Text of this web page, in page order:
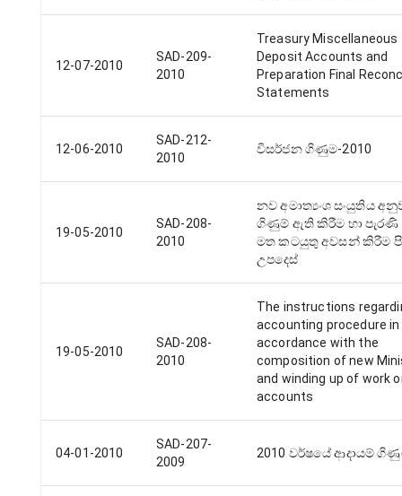
12-07-2010
SAD-209-
2010
Treasury Miscellaneous
Deposit Accounts and
Preparation Final
Statements
12-06-2010
SAD-212-
2010
විසර්ජන ගිණුම-2010
19-05-2010
SAD-208-
2010
නව අමාත්‍යංශ සංයුතිය
ගිණුම් ඇති කිරීම හා
මත කටයුතු අවසන් කිරීම
උපදෙස්
19-05-2010
SAD-208-
2010
The instructions
accounting procedure in
accordance with the
composition of new
and winding up of work
accounts
04-01-2010
SAD-207-
2009
2010 වර්ෂයේ ආදායම්